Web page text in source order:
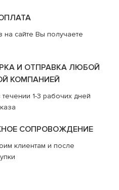
на сайте Вы получаете
И ОТПРАВКА ЛЮБОЙ
КОМПАНИЕЙ
1-3 рабочих дней
СОПРОВОЖДЕНИЕ
клиентам и после